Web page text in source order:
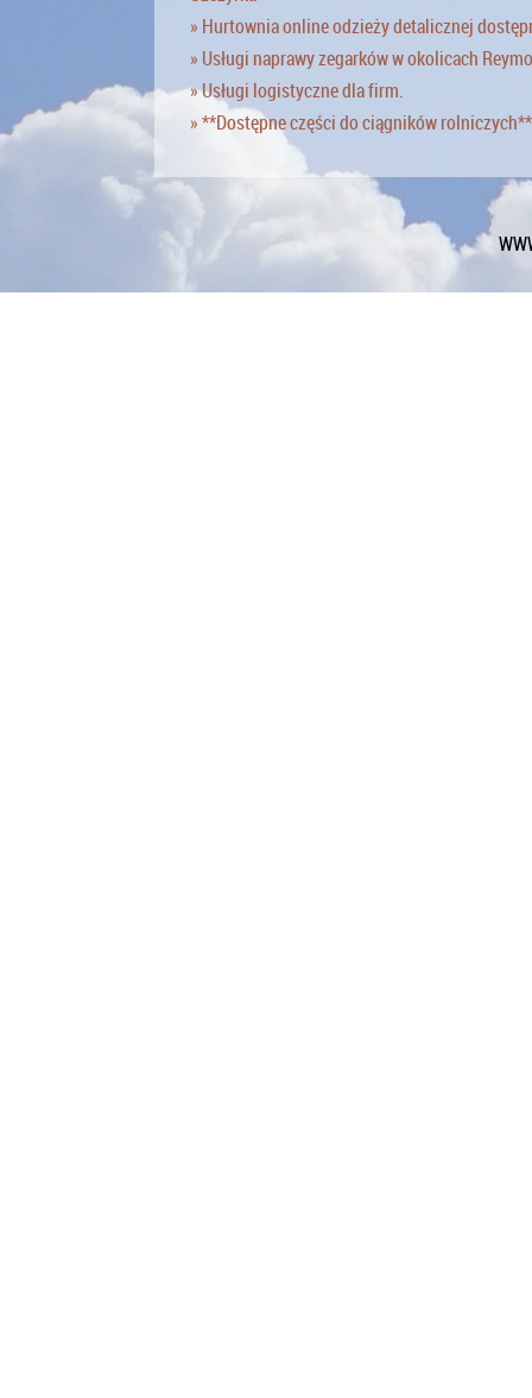
» Hurtownia online odzieży detalicznej
» Usługi naprawy zegarków w okolicach
» Usługi logistyczne dla firm.
» **Dostępne części do ciągników rolniczych**